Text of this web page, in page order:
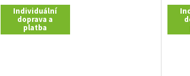
Individuální
doprava a
platba